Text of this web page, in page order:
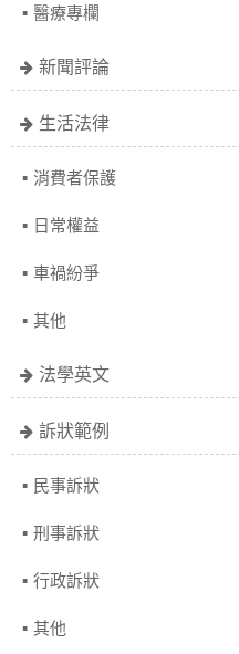
醫療專欄
新聞評論
生活法律
消費者保護
日常權益
車禍紛爭
其他
法學英文
訴狀範例
民事訴狀
刑事訴狀
行政訴狀
其他